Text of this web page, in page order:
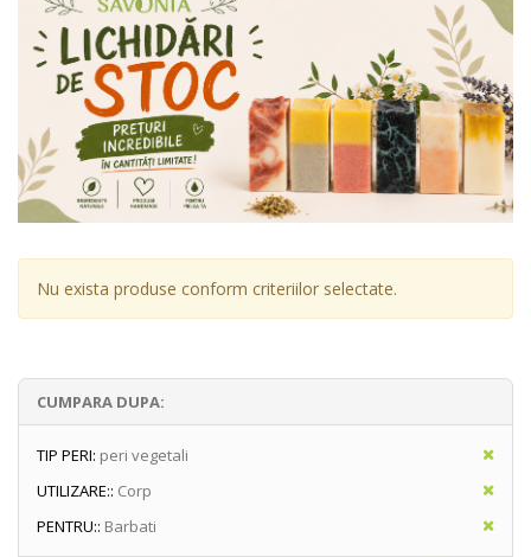
Nu exista produse conform criteriilor selectate.
CUMPARA DUPA:
TIP PERI: peri vegetali
UTILIZARE:: Corp
PENTRU:: Barbati